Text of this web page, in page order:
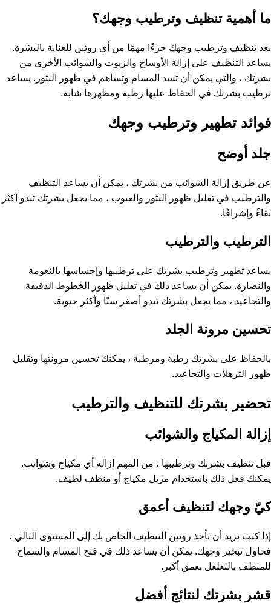
ما أهمية تنظيف وترطيب وجهك؟
يعد تنظيف وترطيب وجهك جزءًا مهمًا من أي روتين للعناية بالبشرة.
يساعد التنظيف على إزالة الأوساخ والزيوت والشوائب الأخرى من
بشرتك ، والتي يمكن أن تسد المسام وتساهم في ظهور البثور. يساعد
ترطيب بشرتك في الحفاظ عليها رطبة ومظهرها شابة.
فوائد تطهير وترطيب وجهك
جلد أوضح
عن طريق إزالة الشوائب من بشرتك ، يمكن أن يساعد التنظيف
والترطيب في تقليل ظهور البثور والعيوب ، مما يجعل بشرتك تبدو أكثر
نقاءً وإشراقًا.
الترطيب والترطيب
يساعد تطهير وترطيب بشرتك على ترطيبها وإحساسها بالنعومة
والنضارة. يمكن أن يساعد ذلك في تقليل ظهور الخطوط الدقيقة
والتجاعيد ، مما يجعل بشرتك تبدو أصغر سنًا وأكثر حيوية.
تحسين مرونة الجلد
بالحفاظ على بشرتك رطبة ومرطبة ، يمكنك تحسين مرونتها وتقليل
ظهور الترهلات والتجاعيد.
تحضير بشرتك للتنظيف والترطيب
إزالة المكياج والشوائب
قبل تنظيف بشرتك وترطيبها ، من المهم إزالة أي مكياج وشوائب.
يمكنك فعل ذلك باستخدام مزيل مكياج أو منظف لطيف.
كيّ وجهك لتنظيف أعمق
إذا كنت تريد أن تأخذ روتين التنظيف الخاص بك إلى المستوى التالي ،
فحاول تبخير وجهك. يمكن أن يساعد ذلك في فتح المسام والسماح
للمنظف بالتغلغل بعمق أكبر.
قشر بشرتك لنتائج أفضل